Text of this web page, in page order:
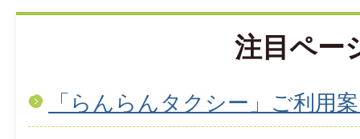
注目ペー
「らんらんタクシー」ご利用